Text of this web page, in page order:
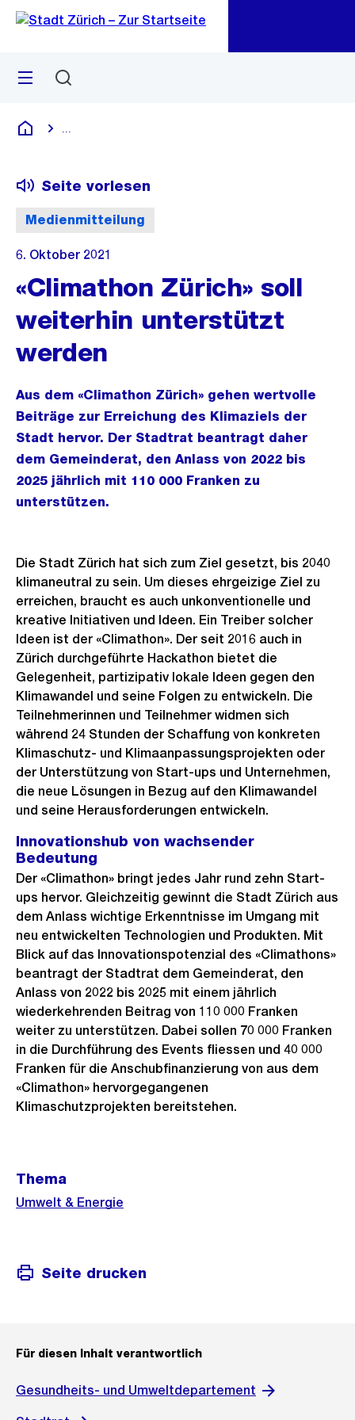
Navigation
Sprunglink
Menü
Deutsch
Medienmitteilung
Seite vorlesen
6. Oktober 2021
«Climathon Zürich» soll
weiterhin unterstützt
werden
Aus dem «Climathon Zürich» gehen wertvolle
Beiträge zur Erreichung des Klimaziels der
Stadt hervor. Der Stadtrat beantragt daher
dem Gemeinderat, den Anlass von 2022 bis
2025 jährlich mit 110 000 Franken zu
unterstützen.
Die Stadt Zürich hat sich zum Ziel gesetzt, bis 2040
klimaneutral zu sein. Um dieses ehrgeizige Ziel zu
erreichen, braucht es auch unkonventionelle und
kreative Initiativen und Ideen. Ein Treiber solcher
Ideen ist der «Climathon». Der seit 2016 auch in
Zürich durchgeführte Hackathon bietet die
Gelegenheit, partizipativ lokale Ideen gegen den
Klimawandel und seine Folgen zu entwickeln. Die
Teilnehmerinnen und Teilnehmer widmen sich
während 24 Stunden der Schaffung von konkreten
Klimaschutz- und Klimaanpassungsprojekten oder
der Unterstützung von Start-ups und Unternehmen,
die neue Lösungen in Bezug auf den Klimawandel
und seine Herausforderungen entwickeln.
Innovationshub von wachsender
Bedeutung
Der «Climathon» bringt jedes Jahr rund zehn Start-
ups hervor. Gleichzeitig gewinnt die Stadt Zürich aus
dem Anlass wichtige Erkenntnisse im Umgang mit
neu entwickelten Technologien und Produkten. Mit
Blick auf das Innovationspotenzial des «Climathons»
beantragt der Stadtrat dem Gemeinderat, den
Anlass von 2022 bis 2025 mit einem jährlich
wiederkehrenden Beitrag von 110 000 Franken
weiter zu unterstützen. Dabei sollen 70 000 Franken
in die Durchführung des Events fliessen und 40 000
Franken für die Anschubfinanzierung von aus dem
«Climathon» hervorgegangenen
Klimaschutzprojekten bereitstehen.
Informationen
Thema
Umwelt & Energie
Seite drucken
Für diesen Inhalt verantwortlich
Gesundheits- und Umweltdepartement